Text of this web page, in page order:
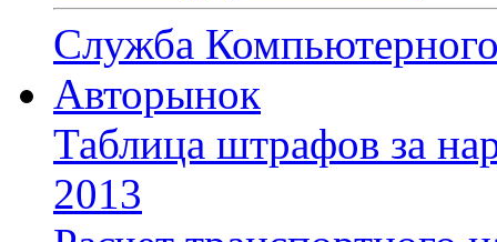
Служба
Авторынок
Таблица штрафов за
2013